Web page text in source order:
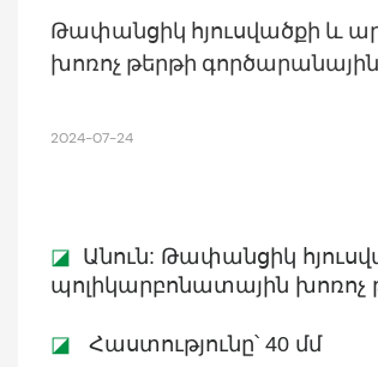
Թափանցիկ հյուսվածքի և
խոռոչ թերթի
2024-07-24
◪ Անուն: Թափանցիկ
պոլիկարբոնատային
◪ Հաստությունը՝ 40 մմ